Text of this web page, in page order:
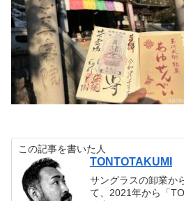
この記事を書いた人
TONTOTAKUMI
サングラスの卸業か
て、2021年から「